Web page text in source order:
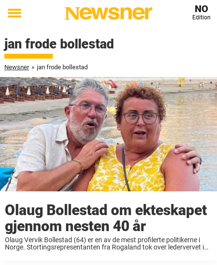
Toggle
NO
Edition
jan frode bollestad
Newsner » jan frode bollestad
Olaug Bollestad om ekteskapet
gjennom nesten 40 år
Olaug Vervik Bollestad (64) er en av de mest profilerte politikerne i
Norge. Stortingsrepresentanten fra Rogaland tok over ledervervet i